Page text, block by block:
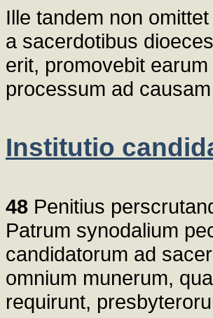
Ille tandem non
a sacerdotibus
erit, promovebit
processum ad
Institutio
48 Penitius
Patrum synodalium
candidatorum ad
omnium munerum,
requirunt,